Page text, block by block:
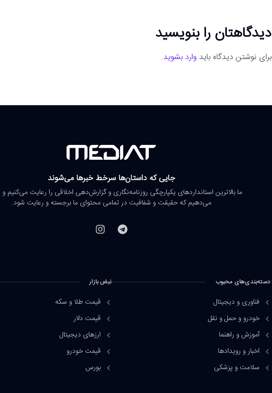
دیدگاهتان را بنویسید
برای نوشتن دیدگاه بایدوارد بشوید.
جایی که داستان‌ها سرخط خبرها می‌شوند
ما بالاترین استانداردهای یکپارچگی روزنامه‌نگاری و گزارش‌دهی اخلاقی را رعایت می‌کنیم و
می‌دهیم که حقیقت و شفافیت در تمامی محتوای ما برجسته و رعایت شود.
دسته‌بندی‌های محبوب
فناوری و دیجیتال
خودرو و حمل و نقل
آموزش و راهنما
اخبار و رویدادها
سلامت و پزشکی
نبض بازار
قیمت طلا و سکه
قیمت دلار
ارزهای دیجیتال
قیمت خودرو
بورس